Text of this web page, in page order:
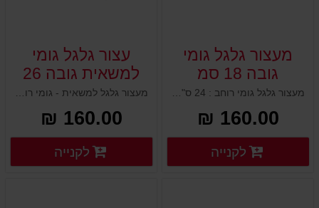
מעצור גלגל גומי
גובה 18 סמ
160.00 ₪
פרטים נוספים פרטים נוספים לקנייה
עצור גלגל גומי
למשאית גובה 26
סמ
160.00 ₪
פרטים נוספים
לקנייה